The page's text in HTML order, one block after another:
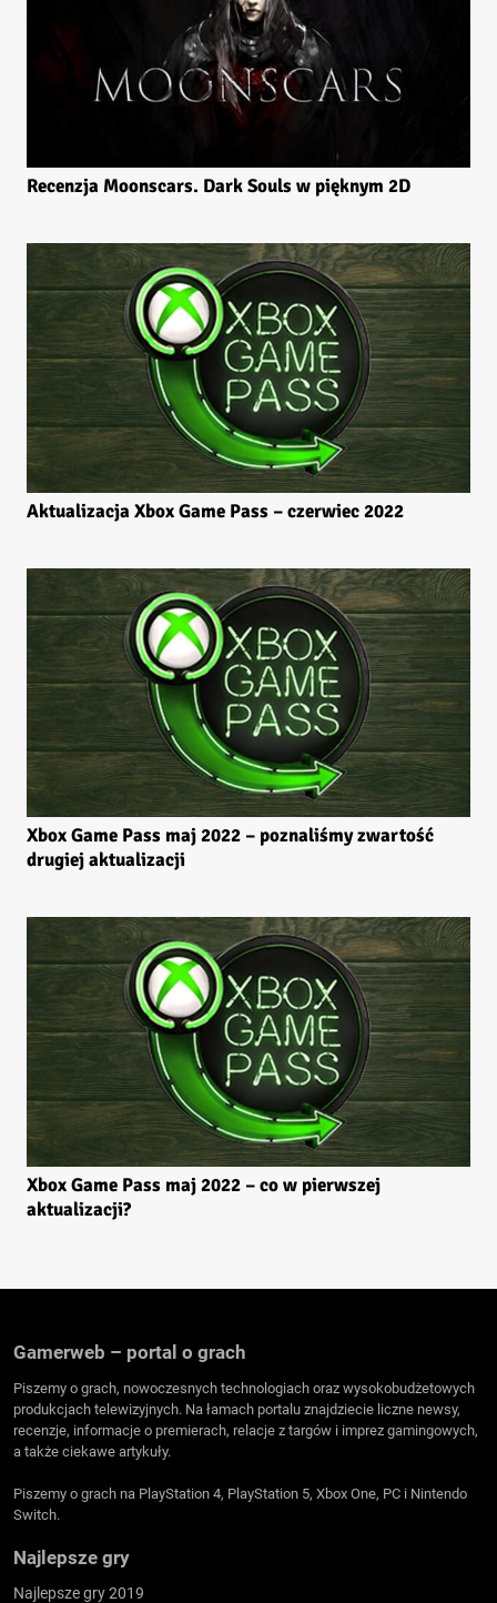
Recenzja Moonscars. Dark Souls w pięknym 2D
Aktualizacja Xbox Game Pass – czerwiec 2022
Xbox Game Pass maj 2022 – poznaliśmy zwartość
drugiej aktualizacji
Xbox Game Pass maj 2022 – co w pierwszej
aktualizacji?
Gamerweb – portal o grach
Piszemy o grach, nowoczesnych technologiach oraz wysokobudżetowych
produkcjach telewizyjnych. Na łamach portalu znajdziecie liczne newsy,
recenzje, informacje o premierach, relacje z targów i imprez gamingowych,
a także ciekawe artykuły.
Piszemy o grach na PlayStation 4, PlayStation 5, Xbox One, PC i Nintendo
Switch.
Najlepsze gry
Najlepsze gry 2019